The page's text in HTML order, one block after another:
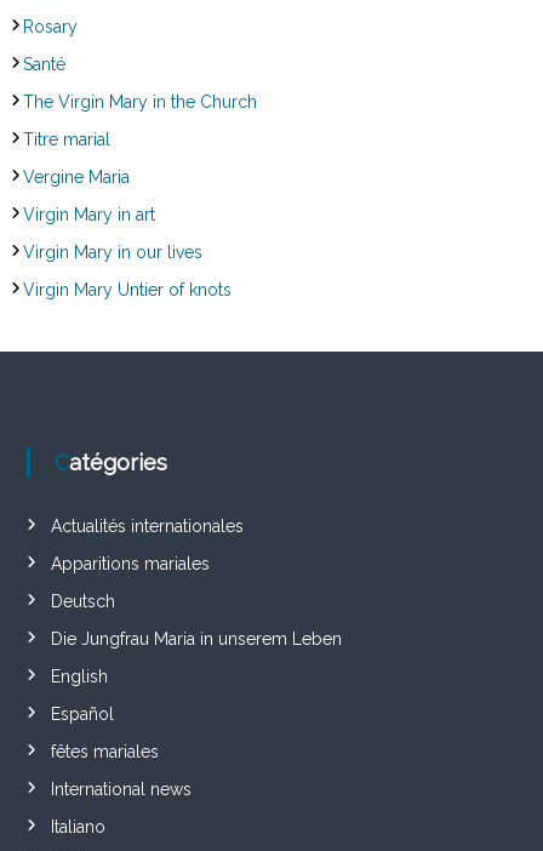
Rosary
Santé
The Virgin Mary in the Church
Titre marial
Vergine Maria
Virgin Mary in art
Virgin Mary in our lives
Virgin Mary Untier of knots
Catégories
Actualités internationales
Apparitions mariales
Deutsch
Die Jungfrau Maria in unserem Leben
English
Español
fêtes mariales
International news
Italiano